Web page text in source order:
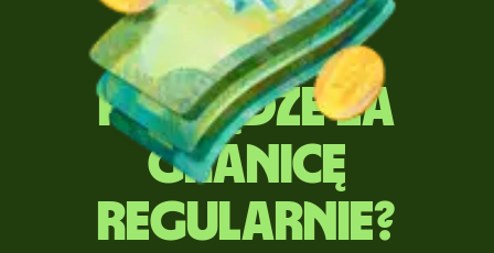
Wysyłasz
pieniądze za
granicę
regularnie?